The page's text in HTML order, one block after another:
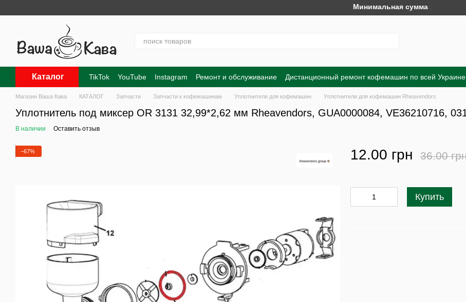
Минимальная сумма заказа на
Каталог TikTok YouTube Instagram Ремонт и обслуживание Дистанционный ремонт кофемашин по всей Украине
Контакты
О нас Оплата и доставка Обмен и возврат Договор публичной оферты
Магазин Ваша Кава КАТАЛОГ Запчасти Запчасти к кофемашинам Уплотнители для кофемашин Уплотнители для кофемашин Rheavendors
Уплотнитель под миксер OR 3131 32,99*2,62 мм Rheavendors, GUA0000084, VE36210716,
В наличии Оставить отзыв
−67% 12.00 грн 36.00
Купить